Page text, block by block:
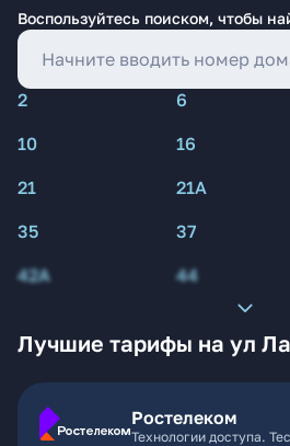
Воспользуйтесь поиском, чтобы
2 6
10
16
21
21А
35
37
42А
44
Лучшие тарифы на ул
Ростелеком
Технологии доступа.